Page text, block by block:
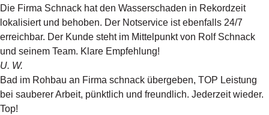
Die Firma Schnack hat den Wasserschaden in Rekordzeit
lokalisiert und behoben. Der Notservice ist ebenfalls 24/7
erreichbar. Der Kunde steht im Mittelpunkt von Rolf Schnack
und seinem Team. Klare Empfehlung!
U. W.
Bad im Rohbau an Firma schnack übergeben, TOP Leistung
bei sauberer Arbeit, pünktlich und freundlich. Jederzeit wieder.
Top!